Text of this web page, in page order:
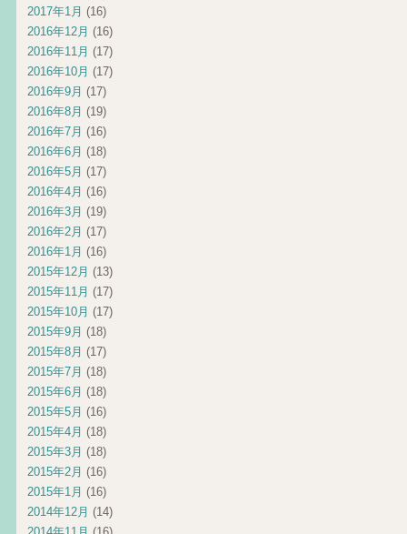
2017年1月 (16)
2016年12月 (16)
2016年11月 (17)
2016年10月 (17)
2016年9月 (17)
2016年8月 (19)
2016年7月 (16)
2016年6月 (18)
2016年5月 (17)
2016年4月 (16)
2016年3月 (19)
2016年2月 (17)
2016年1月 (16)
2015年12月 (13)
2015年11月 (17)
2015年10月 (17)
2015年9月 (18)
2015年8月 (17)
2015年7月 (18)
2015年6月 (18)
2015年5月 (16)
2015年4月 (18)
2015年3月 (18)
2015年2月 (16)
2015年1月 (16)
2014年12月 (14)